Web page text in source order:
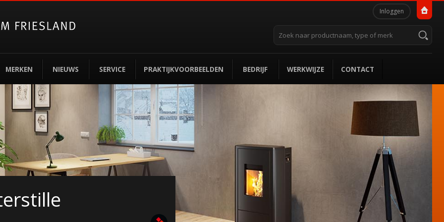
Persoonlijke
Inloggen
Zoek
zoeken...
MERKEN NIEUWS SERVICE PRAKTIJKVOORBEELDEN BEDRIJF WERKWIJZE CONTACT